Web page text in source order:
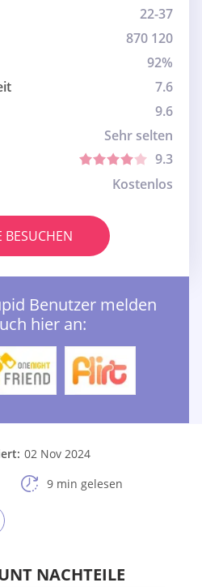
22-37
870 120
92%
7.6
9.6
Sehr selten
9.3
Kostenlos
BESUCHEN
Benutzer melden
hier an:
02 Nov 2024
9 min gelesen
NACHTEILE